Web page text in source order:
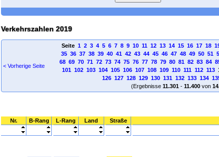
Verkehrszahlen 2019
< Vorherige Seite
Seite 1 2 3 4 5 6 7 8 9 10 11 12 13 14 15 16 17 18
35 36 37 38 39 40 41 42 43 44 45 46 47 48 49 50 51
68 69 70 71 72 73 74 75 76 77 78 79 80 81 82 83 84
101 102 103 104 105 106 107 108 109 110 111 112 113
126 127 128 129 130 131 132 133 134
(Ergebnisse 11.301 - 11.400 von
Nr. B-Rang L-Rang Land Straße